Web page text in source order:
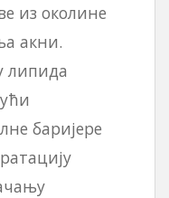
из околине
акни.
липида
баријере